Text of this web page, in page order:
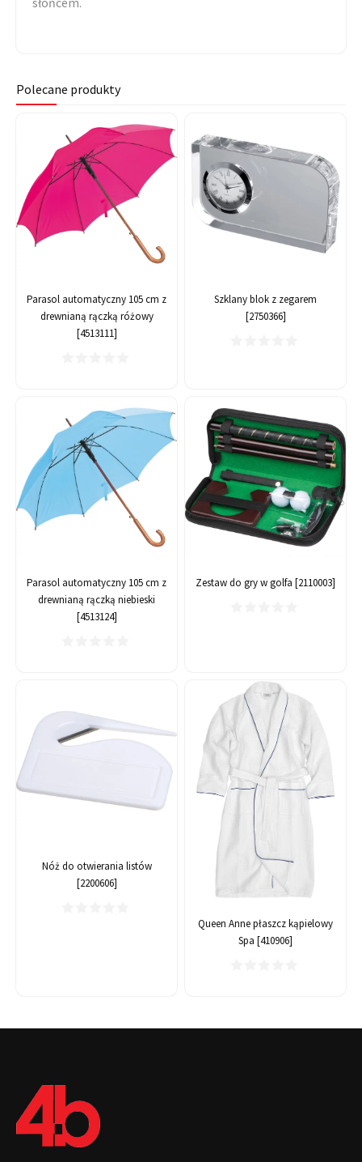
Polecane produkty
Parasol automatyczny 105 cm z
drewnianą rączką różowy
[4513111]
Szklany blok z zegarem
[2750366]
Parasol automatyczny 105 cm z
drewnianą rączką niebieski
[4513124]
Zestaw do gry w golfa [2110003]
Nóż do otwierania listów
[2200606]
Queen Anne płaszcz kąpielowy
Spa [410906]